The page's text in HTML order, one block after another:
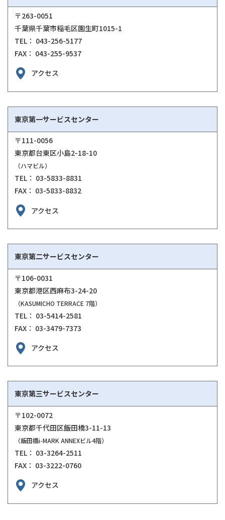
〒263-0051
千葉県千葉市稲毛区園生町1015-1
TEL： 043-256-5177
FAX： 043-255-9537
アクセス
東京第一サービスセンター
〒111-0056
東京都台東区小島2-18-10
（ハマビル）
TEL： 03-5833-8831
FAX： 03-5833-8832
アクセス
東京第二サービスセンター
〒106-0031
東京都港区西麻布3-24-20
（KASUMICHO TERRACE 7階）
TEL： 03-5414-2581
FAX： 03-3479-7373
アクセス
東京第三サービスセンター
〒102-0072
東京都千代田区飯田橋3-11-13
（飯田橋i-MARK ANNEXビル4階）
TEL： 03-3264-2511
FAX： 03-3222-0760
アクセス